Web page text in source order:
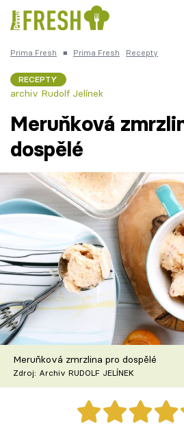
Česká kuchyně Čokoláda
Témata
Recepty
Články
TV Program
Škola vaření
Recepty z TV
Speciál: Cuketa
Těhotnej kuchař
Prima Fresh ■ Prima Fresh Recepty
RECEPTY
archiv Rudolf Jelínek
Meruňková
dospělé
Meruňková zmrzlina pro dospělé
Zdroj: Archiv RUDOLF JELÍNEK